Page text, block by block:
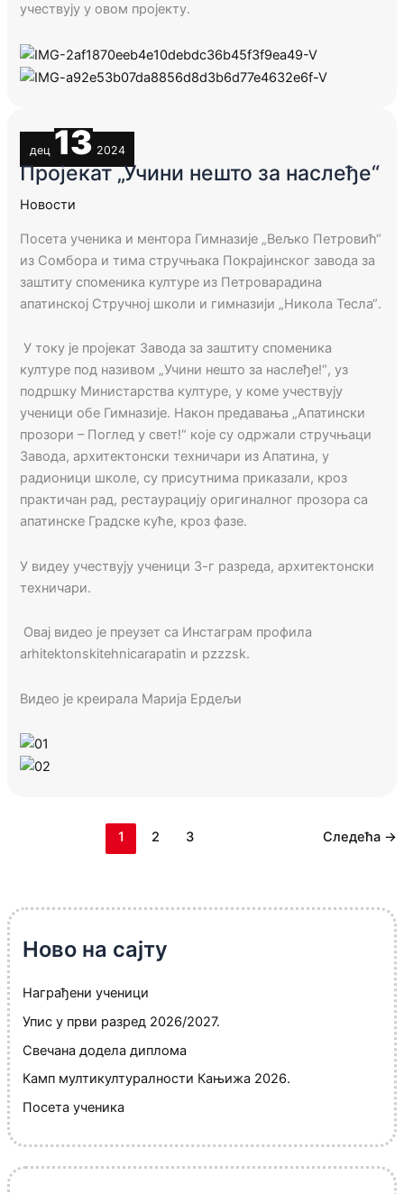
учествују у овом пројекту.
дец 13 2024
Пројекат „Учини нешто за наслеђе“
Новости
Посета ученика и ментора Гимназије „Вељко Петровић“
из Сомбора и тима стручњака Покрајинског завода за
заштиту споменика културе из Петроварадина
апатинској Стручној школи и гимназији „Никола Тесла“.
У току је пројекат Завода за заштиту споменика
културе под називом „Учини нешто за наслеђе!“, уз
подршку Министарства културе,у коме учествују
ученици обе Гимназије. Након предавања „Апатински
прозори – Поглед у свет!“ које су одржали стручњаци
Завода, архитектонски техничари из Апатина, у
радионици школе, су присутнима приказали, кроз
практичан рад, рестаурацију оригиналног прозора са
апатинске Градске куће, кроз фазе.
У видеу учествују ученици 3-г разреда, архитектонски
техничари.
Овај видео је преузет са Инстаграм профила
arhitektonskitehnicarapatin и pzzzsk.
Видео је креирала Марија Ердељи
1 2 3 Следећа →
Ново на сајту
Награђени ученици
Упис у први разред 2026/2027.
Свечана додела диплома
Камп мултикултуралности Кањижа 2026.
Посета ученика